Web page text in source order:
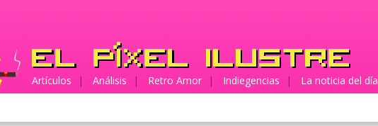
Artículos | Análisis | Retro Amor | Indiegencias | La noticia del día